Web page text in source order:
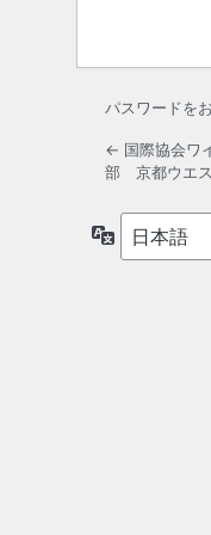
パスワードを
← 国際協会ワ
部 京都ウエス
語